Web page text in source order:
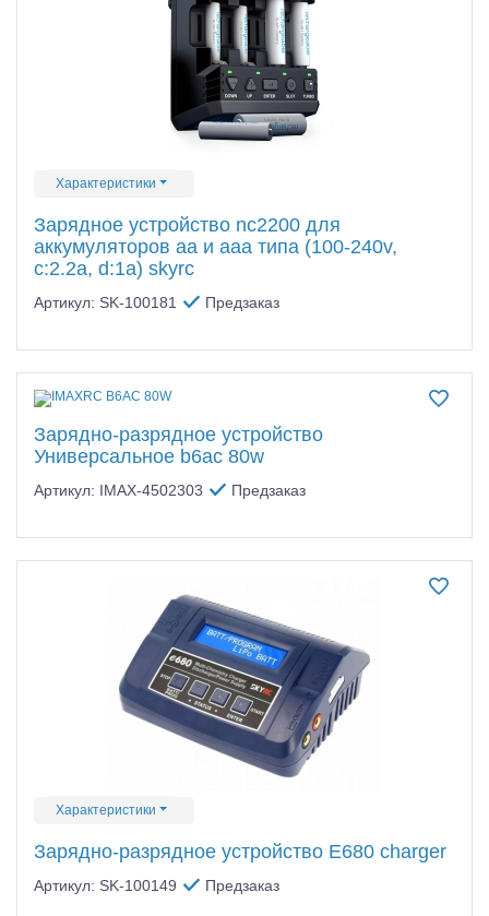
Характеристики
Зарядное устройство nc2200 для
аккумуляторов аа и ааа типа (100-240v,
c:2.2a, d:1а) skyrc
Артикул: SK-100181 Предзаказ
Зарядно-разрядное устройство
Универсальное b6ac 80w
Артикул: IMAX-4502303 Предзаказ
Характеристики
Зарядно-разрядное устройство E680 charger
Артикул: SK-100149 Предзаказ